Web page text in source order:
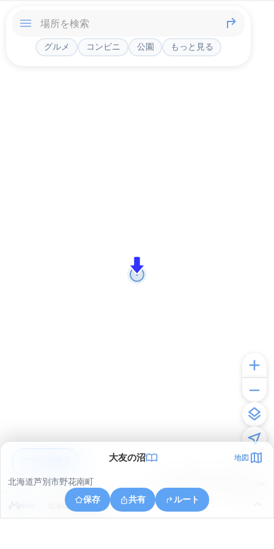
グルメ コンビニ 公園 もっと見る
大友の沼 地図
北海道芦別市野花南町
保存
共有 ルート
北海道芦別市幌内